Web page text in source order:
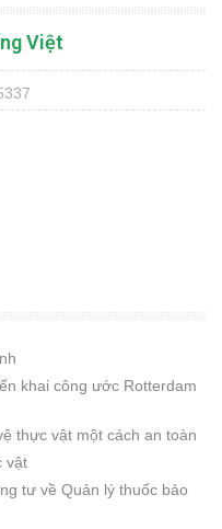
Việt
khai công ước Rotterdam
thực vật một cách an toàn
vật
tư về Quản lý thuốc bảo